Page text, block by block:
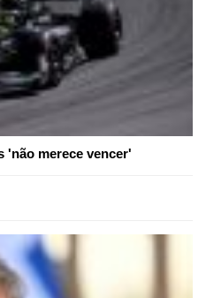
'não merece vencer'